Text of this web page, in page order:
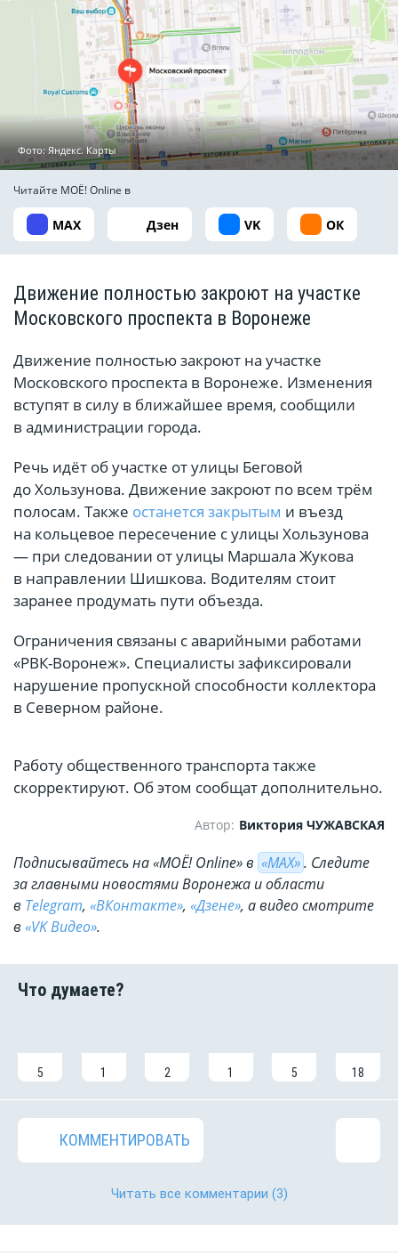
Фото: Яндекс. Карты
Читайте МОЁ! Online в
MAX Дзен VK ОК
Движение полностью закроют на участке
Московского проспекта в Воронеже
Движение полностью закроют на участке
Московского проспекта в Воронеже. Изменения
вступят в силу в ближайшее время, сообщили
в администрации города.
Речь идёт об участке от улицы Беговой
до Хользунова. Движение закроют по всем трём
полосам. Также останется закрытым и въезд
на кольцевое пересечение с улицы Хользунова
— при следовании от улицы Маршала Жукова
в направлении Шишкова. Водителям стоит
заранее продумать пути объезда.
Ограничения связаны с аварийными работами
«РВК-Воронеж». Специалисты зафиксировали
нарушение пропускной способности коллектора
в Северном районе.
Работу общественного транспорта также
скорректируют. Об этом сообщат дополнительно.
Автор: Виктория ЧУЖАВСКАЯ
Подписывайтесь на «МОЁ! Online» в «МАХ». Cледите
за главными новостями Воронежа и области
в Telegram, «ВКонтакте», «Дзене», а видео смотрите
в «VK Видео».
5 1 2 1 5 18
КОММЕНТИРОВАТЬ
Читать все комментарии (3)